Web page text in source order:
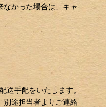
なかった場合は、キャ
送手配をいたします。
別途担当者よりご連絡